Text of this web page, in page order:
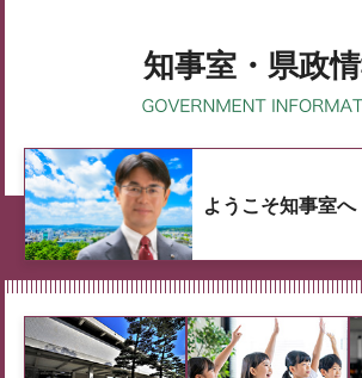
知事室・県政
ようこそ知事室へ